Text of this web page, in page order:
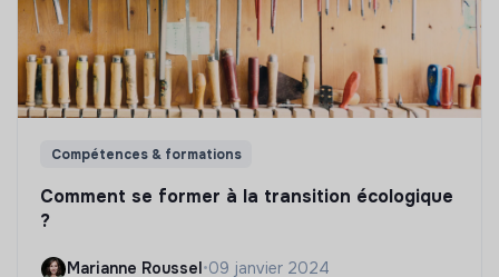
Compétences & formations
Comment se former à la transition écologique
?
Marianne Roussel •09 janvier 2024